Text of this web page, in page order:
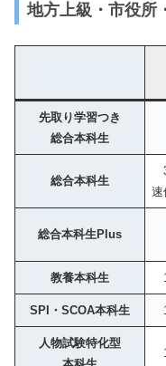
地方上級・市役所
先取り学習つき
総合本科生
総合本科生
速
総合本科生Plus
教養本科生
SPI・SCOA本科生
人物試験特化型